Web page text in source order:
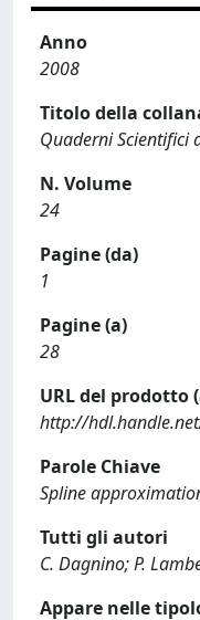
Anno
2008
Titolo della
Quaderni Scientifici
N. Volume
24
Pagine (da)
1
Pagine (a)
28
URL del prodotto
http://
Parole Chiave
Spline
Tutti gli autori
C. Dagnino; P.
Appare nelle